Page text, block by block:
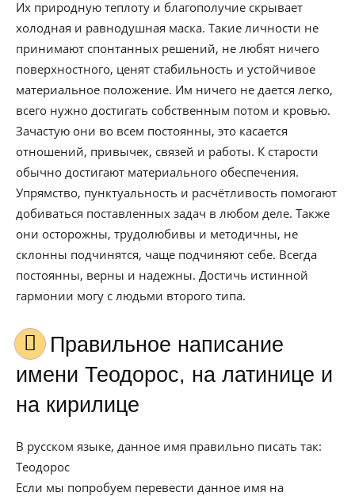
Их природную теплоту и благополучие скрывает
холодная и равнодушная маска. Такие личности не
принимают спонтанных решений, не любят ничего
поверхностного, ценят стабильность и устойчивое
материальное положение. Им ничего не дается легко,
всего нужно достигать собственным потом и кровью.
Зачастую они во всем постоянны, это касается
отношений, привычек, связей и работы. К старости
обычно достигают материального обеспечения.
Упрямство, пунктуальность и расчётливость помогают
добиваться поставленных задач в любом деле. Также
они осторожны, трудолюбивы и методичны, не
склонны подчинятся, чаще подчиняют себе. Всегда
постоянны, верны и надежны. Достичь истинной
гармонии могу с людьми второго типа.
Правильное написание
имени Теодорос, на латинице и
на кирилице
В русском языке, данное имя правильно писать так:
Теодорос
Если мы попробуем перевести данное имя на